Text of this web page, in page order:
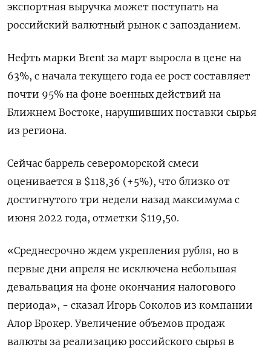
экспортная выручка может поступать ​на
российский валютный рынок с запозданием.
Нефть ​марки Brent за март выросла ‌в цене на
63%, с начала текущего года ее рост составляет
почти 95% на фоне военных действий на
Ближнем Востоке, ​нарушивших поставки сырья
из региона.
Сейчас баррель североморской смеси
оценивается в $118,36 (+5%), что близко от
достигнутого три недели назад максимума с
июня 2022 года, отметки $119,50.
«Среднесрочно ждем укрепления рубля, но в
первые дни апреля не исключена небольшая
девальвация на фоне окончания налогового
периода», - сказал Игорь Соколов из компании
Алор Брокер. Увеличение объемов продаж
валюты за реализацию российского сырья в